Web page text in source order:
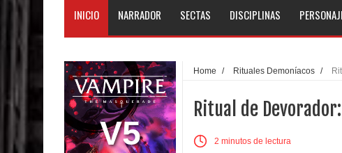
Parte 06: El Trato con los Muertos
Parte 05: Sitiados
Parte 04: Se Descubre el Pastel
Parte 03: Una Piraña en el Bidé
INICIO NARRADOR SECTAS DISCIPLINAS
V5
Home / Rituales Demoníacos /
Ritual de
2 minutos de lectura